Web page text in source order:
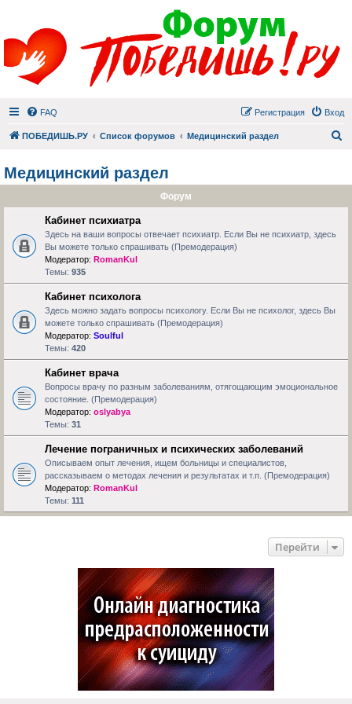
FAQ Вход
Регистрация
ПОБЕДИШЬ.РУ Список форумов Медицинский раздел
Медицинский раздел
Форум
Кабинет психиатра
Здесь на ваши вопросы отвечает психиатр. Если Вы не психиатр, здесь
Вы можете только спрашивать (Премодерация)
Модератор: RomanKul
Темы: 935
Кабинет психолога
Здесь можно задать вопросы психологу. Если Вы не психолог, здесь Вы
можете только спрашивать (Премодерация)
Модератор: Soulful
Темы: 420
Кабинет врача
Вопросы врачу по разным заболеваниям, отягощающим эмоциональное
состояние. (Премодерация)
Модератор: oslyabya
Темы: 31
Лечение пограничных и психических заболеваний
Описываем опыт лечения, ищем больницы и специалистов,
рассказываем о методах лечения и результатах и т.п. (Премодерация)
Модератор: RomanKul
Темы: 111
Перейти